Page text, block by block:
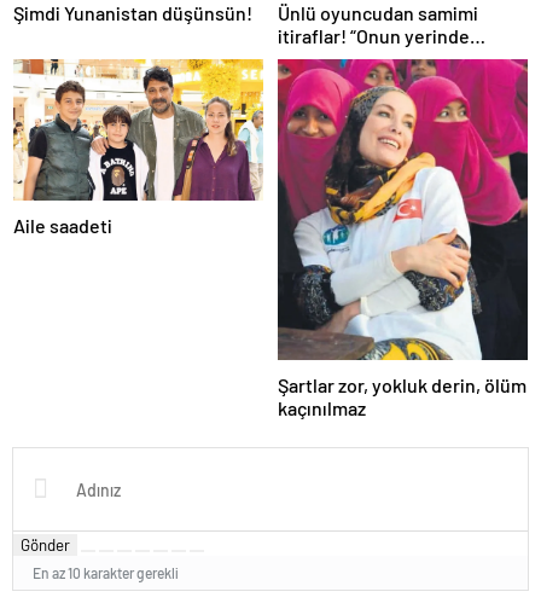
Şimdi Yunanistan düşünsün!
Ünlü oyuncudan samimi
itiraflar! “Onun yerinde
olsaydım diye çok düşündüm”
Aile saadeti
Şartlar zor, yokluk derin, ölüm
kaçınılmaz
Gönder
En az 10 karakter gerekli